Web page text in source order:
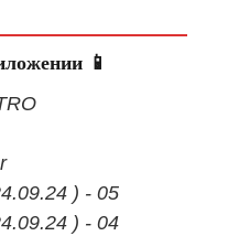
📱
) - 05
) - 04